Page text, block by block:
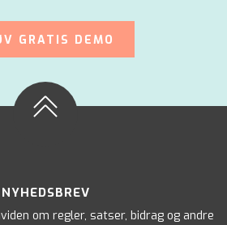
GRATIS DEMO
NYHEDSBREV
om regler, satser, bidrag og andre